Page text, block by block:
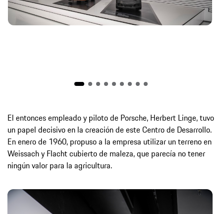
El entonces empleado y piloto de Porsche, Herbert Linge, tuvo
un papel decisivo en la creación de este Centro de Desarrollo.
En enero de 1960, propuso a la empresa utilizar un terreno en
Weissach y Flacht cubierto de maleza, que parecía no tener
ningún valor para la agricultura.